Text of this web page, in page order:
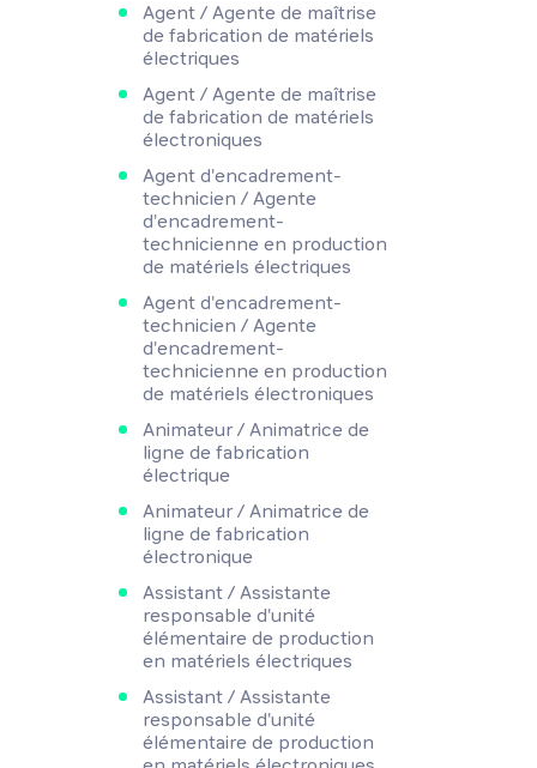
Agent / Agente de maîtrise
de fabrication de matériels
électriques
Agent / Agente de maîtrise
de fabrication de matériels
électroniques
Agent d'encadrement-
technicien / Agente
d'encadrement-
technicienne en production
de matériels électriques
Agent d'encadrement-
technicien / Agente
d'encadrement-
technicienne en production
de matériels électroniques
Animateur / Animatrice de
ligne de fabrication
électrique
Animateur / Animatrice de
ligne de fabrication
électronique
Assistant / Assistante
responsable d'unité
élémentaire de production
en matériels électriques
Assistant / Assistante
responsable d'unité
élémentaire de production